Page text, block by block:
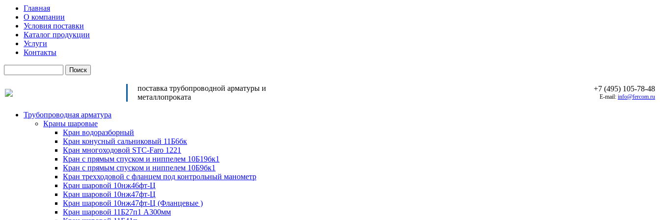
Главная
О компании
Условия поставки
Каталог продукции
Услуги
Контакты
поставка трубопроводной арматуры и
металлопроката
+7 (495) 105-78-48
E-mail: info@fercom.ru
Трубопроводная арматура
Краны шаровые
Кран водоразборный
Кран конусный сальниковый 11Б6бк
Кран многоходовой STC-Faro 1221
Кран с прямым спуском и ниппелем 10Б19бк1
Кран с прямым спуском и ниппелем 10Б9бк1
Кран трехходовой с фланцем под контрольный манометр
Кран шаровой 10нж46фт-Ц
Кран шаровой 10нж47фт-Ц
Кран шаровой 10нж47фт-Ц (Фланцевые )
Кран шаровой 11Б27п1 А300мм